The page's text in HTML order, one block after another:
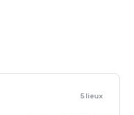
5 lieux